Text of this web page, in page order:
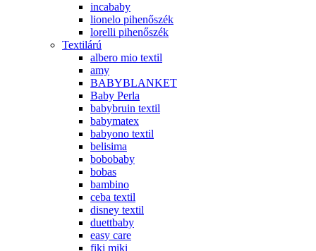
incababy
lionelo pihenőszék
lorelli pihenőszék
Textilárú
albero mio textil
amy
BABYBLANKET
Baby Perla
babybruin textil
babymatex
babyono textil
belisima
bobobaby
bobas
bambino
ceba textil
disney textil
duettbaby
easy care
fiki miki